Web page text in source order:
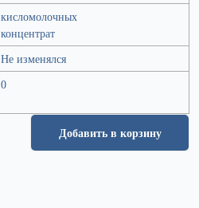
кисломолочных
концентрат
Не изменялся
0
Добавить в корзину